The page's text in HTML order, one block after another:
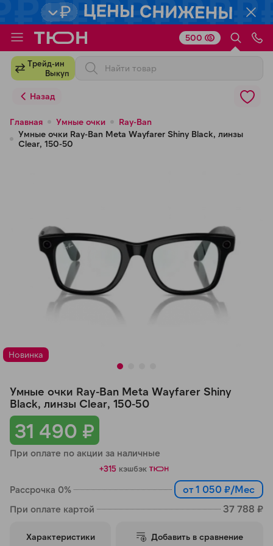
Трейд-ин
Выкуп
500
Назад
Главная Умные очки
Ray-Ban
Умные очки Ray-Ban Meta Wayfarer Shiny Black, линзы
Clear, 150-50
Новинка
31 490 ₽
При оплате по акции за наличные
+315 кэшбэк
Рассрочка 0% от 1 050 ₽/Мес
При оплате картой 37 788 ₽
Умные очки Ray-Ban Meta Wayfarer Shiny
Black, линзы Clear, 150-50
Характеристики Добавить в сравнение
Для клиентов всех банков
Разбейте
оплатуна части
без переплат
Сегодня
Добавляйте товары
в корзину
Оплачивайте сегодня только
25
% картой любого банка
Получайте товар
выбранный способом
Оставшиеся 75 % будут
списыватьсяс вашей карты
по 25%
Подробнее